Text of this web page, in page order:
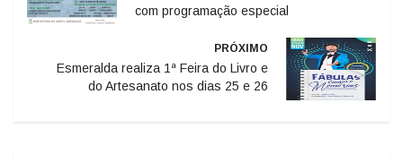
com programação especial
PRÓXIMO
Esmeralda realiza 1ª Feira do Livro e
do Artesanato nos dias 25 e 26